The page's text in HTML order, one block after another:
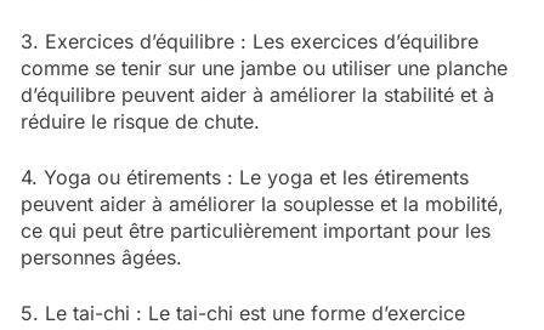
3. Exercices d’équilibre : Les exercices d’équilibre
comme se tenir sur une jambe ou utiliser une planche
d’équilibre peuvent aider à améliorer la stabilité et à
réduire le risque de chute.
4. Yoga ou étirements : Le yoga et les étirements
peuvent aider à améliorer la souplesse et la mobilité,
ce qui peut être particulièrement important pour les
personnes âgées.
5. Le tai-chi : Le tai-chi est une forme d’exercice